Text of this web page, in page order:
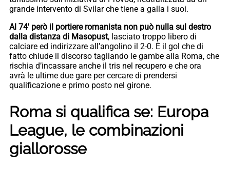
grande intervento di Svilar che tiene a galla i suoi.
Al 74′ però il portiere romanista non può nulla sul destro
dalla distanza di Masopust, lasciato troppo libero di
calciare ed indirizzare all’angolino il 2-0. È il gol che di
fatto chiude il discorso tagliando le gambe alla Roma, che
rischia d’incassare anche il tris nel recupero e che ora
avrà le ultime due gare per cercare di prendersi
qualificazione e primo posto nel girone.
Roma si qualifica se: Europa
League, le combinazioni
giallorosse